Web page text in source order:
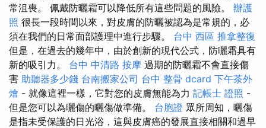
常沮喪。 佩戴防曬霜可以降低所有這些問題的風險。 辦護
照 很長一段時間以來，對皮膚的防曬被認為是常規的，必
須在我們的日常面部護理中進行步驟。 台中 西區 推拿整復
但是，在過去的幾年中，由於創新的現代公式，防曬霜具有
新的吸引力。 台中 中清路 按摩 過期的防曬霜不會直接傷
害 助聽器多少錢 台南搬家公司 台中 整骨 dcard 下午茶外
燴 - 就像這裡一樣，它對您的皮膚無能為力 記帳士 證照 -
但是您可以為曬傷的曬傷做準備。 台胞證 眾所周知，曬傷
是指未受保護的日光浴，這與皮膚癌的發展直接相關和過早